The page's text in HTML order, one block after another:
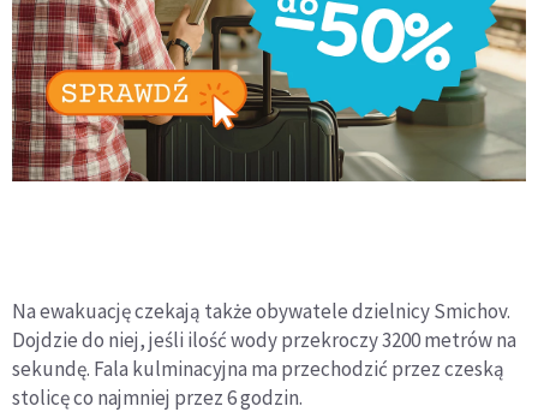
Na ewakuację czekają także obywatele dzielnicy Smichov.
Dojdzie do niej, jeśli ilość wody przekroczy 3200 metrów na
sekundę. Fala kulminacyjna ma przechodzić przez czeską
stolicę co najmniej przez 6 godzin.